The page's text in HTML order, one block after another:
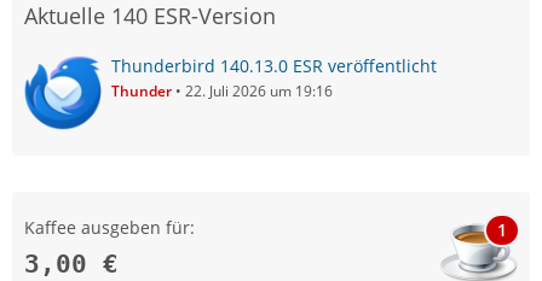
Aktuelle 140 ESR-Version
Thunderbird 140.13.0 ESR veröffentlicht
Thunder 22. Juli 2026 um 19:16
Kaffee ausgeben für:
3,00 €
1